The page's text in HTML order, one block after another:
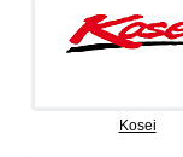
Kosei